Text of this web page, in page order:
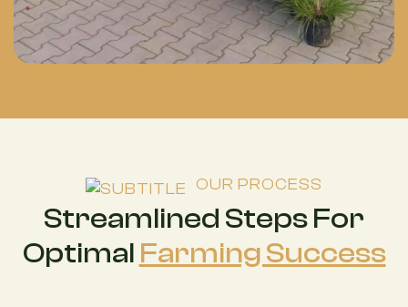
OUR PROCESS
Streamlined Steps For
Optimal Farming Success